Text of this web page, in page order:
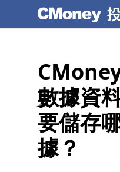
數據資
要儲存
據？